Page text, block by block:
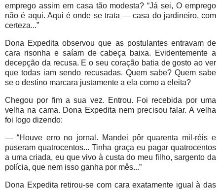
emprego assim em casa tão modesta? “Já sei, O emprego
não é aqui. Aqui é onde se trata — casa do jardineiro, com
certeza...”
Dona Expedita observou que as postulantes entravam de
cara risonha e saíam de cabeça baixa. Evidentemente a
decepção da recusa. E o seu coração batia de gosto ao ver
que todas iam sendo recusadas. Quem sabe? Quem sabe
se o destino marcara justamente a ela como a eleita?
Chegou por fim a sua vez. Entrou. Foi recebida por uma
velha na cama. Dona Expedita nem precisou falar. A velha
foi logo dizendo:
— “Houve erro no jornal. Mandei pôr quarenta mil-réis e
puseram quatrocentos... Tinha graça eu pagar quatrocentos
a uma criada, eu que vivo à custa do meu filho, sargento da
polícia, que nem isso ganha por mês...”
Dona Expedita retirou-se com cara exatamente igual à das